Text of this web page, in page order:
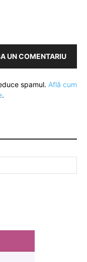
UN COMENTARIU
spamul. Află cum
.